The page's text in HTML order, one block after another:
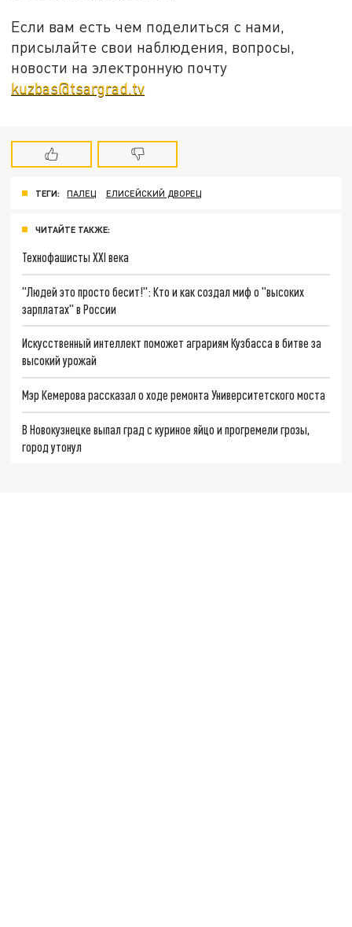
Если вам есть чем поделиться с нами,
присылайте свои наблюдения, вопросы,
новости на электронную почту
kuzbas@tsargrad.tv
ТЕГИ: ПАЛЕЦ ЕЛИСЕЙСКИЙ ДВОРЕЦ
ЧИТАЙТЕ ТАКЖЕ:
Технофашисты XXI века
"Людей это просто бесит!": Кто и как создал миф о "высоких
зарплатах" в России
Искусственный интеллект поможет аграриям Кузбасса в битве за
высокий урожай
Мэр Кемерова рассказал о ходе ремонта Университетского моста
В Новокузнецке выпал град с куриное яйцо и прогремели грозы,
город утонул